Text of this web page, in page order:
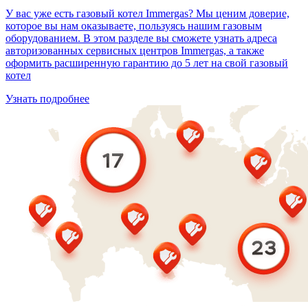
У вас уже есть газовый котел Immergas? Мы ценим доверие,
которое вы нам оказываете, пользуясь нашим газовым
оборудованием. В этом разделе вы сможете узнать адреса
авторизованных сервисных центров Immergas, а также
оформить расширенную гарантию до 5 лет на свой газовый
котел
Узнать подробнее